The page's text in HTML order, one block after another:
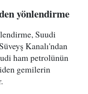
yönlendirme
Suudi
Kanalı'ndan
ham petrolünün
gemilerin